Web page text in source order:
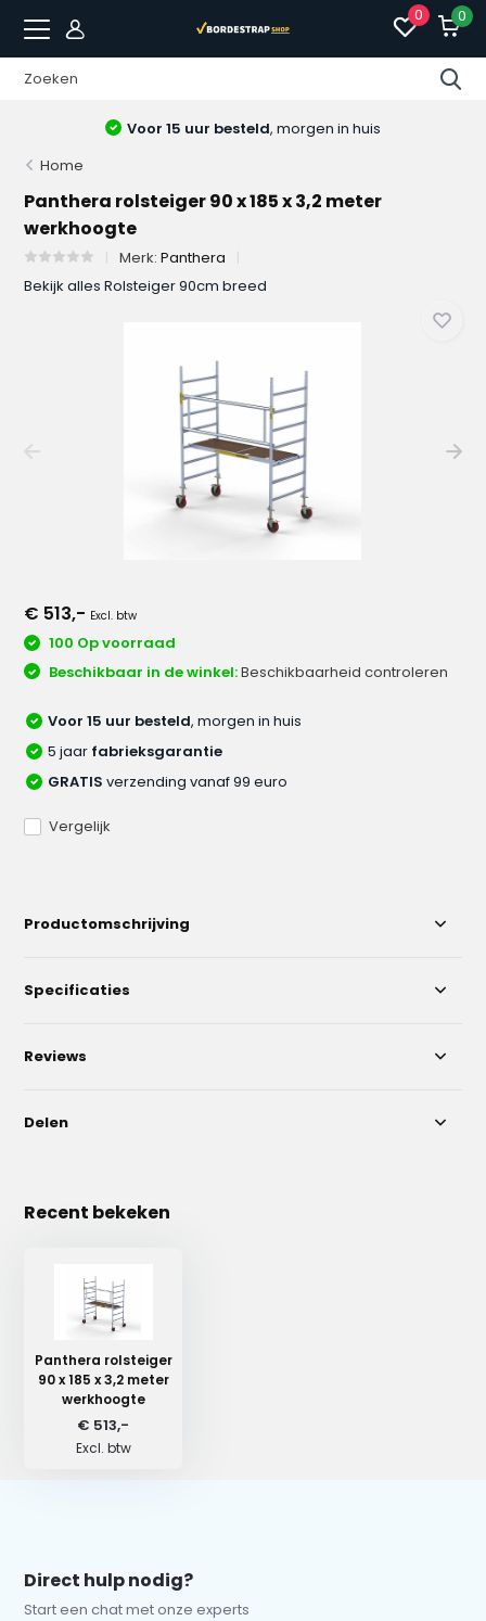
0 0
Voor 15 uur besteld, morgen in huis
Home
Panthera rolsteiger 90 x 185 x 3,2 meter
werkhoogte
Merk:Panthera
Bekijk alles Rolsteiger 90cm breed
€ 513,- Excl. btw
100 Op voorraad
Beschikbaar in de winkel:Beschikbaarheid controleren
Voor 15 uur besteld, morgen in huis
5 jaar fabrieksgarantie
GRATIS verzending vanaf 99 euro
Vergelijk
Productomschrijving
Specificaties
Reviews
Delen
Recent bekeken
Panthera rolsteiger
90 x 185 x 3,2 meter
werkhoogte
€ 513,-
Excl. btw
Direct hulp nodig?
Start een chat met onze experts